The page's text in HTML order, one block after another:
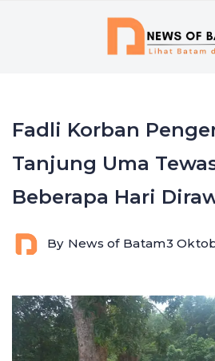
Fadli Korban
Tanjung Uma
Beberapa Hari
By News of Batam3